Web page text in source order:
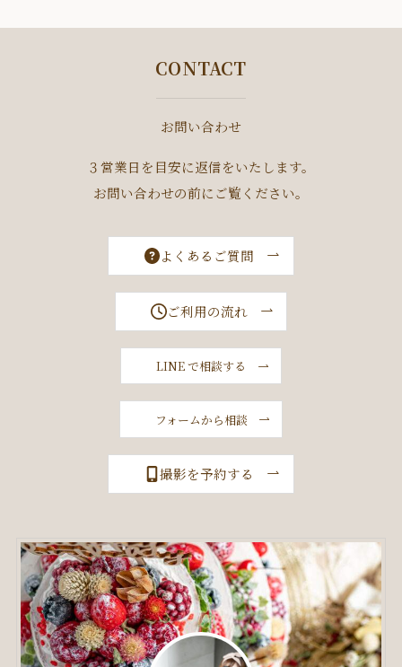
CONTACT
お問い合わせ
３営業日を目安に返信をいたします。
お問い合わせの前にご覧ください。
よくあるご質問
ご利用の流れ
LINE で相談する
フォームから相談
撮影を予約する